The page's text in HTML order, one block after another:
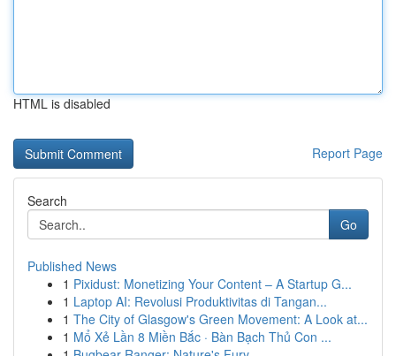
HTML is disabled
Report Page
Search
Go
Published News
1 Pixidust: Monetizing Your Content – A Startup G...
1 Laptop AI: Revolusi Produktivitas di Tangan...
1 The City of Glasgow's Green Movement: A Look at...
1 Mổ Xẻ Lần 8 Miền Bắc · Bàn Bạch Thủ Con ...